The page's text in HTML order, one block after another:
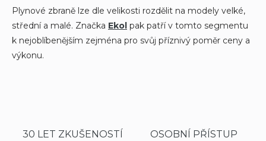
Plynové zbraně lze dle velikosti rozdělit na modely velké,
střední a malé. Značka Ekol pak patří v tomto segmentu
k nejoblíbenějším zejména pro svůj příznivý poměr ceny a
výkonu.
30 LET ZKUŠENOSTÍ OSOBNÍ PŘÍSTUP